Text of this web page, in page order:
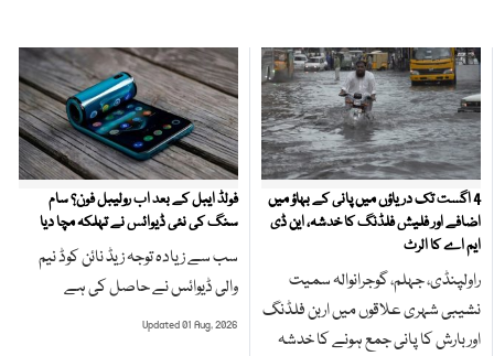
4 اگست تک دریاؤں میں پانی کے بہاؤ میں
اضافے اور فلیش فلڈنگ کا خدشہ، این ڈی
ایم اے کا الرٹ
راولپنڈی، جہلم، گوجرانوالہ سمیت
نشیبی شہری علاقوں میں اربن فلڈنگ
اور بارش کا پانی جمع ہونے کا خدشہ
فولڈ ایبل کے بعد اب رولیبل فون؟ سام
سنگ کی نئی ڈیوائس نے تہلکہ مچا دیا
سب سے زیادہ توجہ زیڈ نائن کوڈ نیم
والی ڈیوائس نے حاصل کی ہے
Updated 01 Aug, 2026